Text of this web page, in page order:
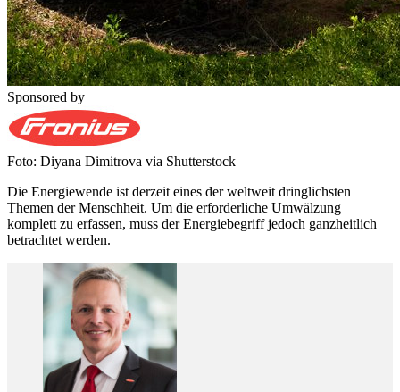
Sponsored by
Foto: Diyana Dimitrova via Shutterstock
Die Energiewende ist derzeit eines der weltweit dringlichsten
Themen der Menschheit. Um die erforderliche Umwälzung
komplett zu erfassen, muss der Energiebegriff jedoch ganzheitlich
betrachtet werden.